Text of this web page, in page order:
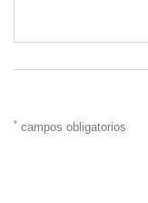
* campos obligatorios